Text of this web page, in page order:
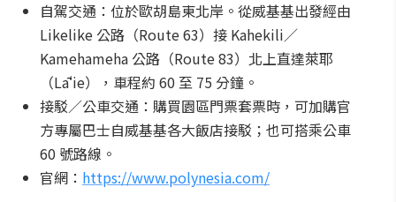
自駕交通：位於歐胡島東北岸。從威基基出發經由
Likelike 公路（Route 63）接 Kahekili／
Kamehameha 公路（Route 83）北上直達萊耶
（Lāʻie），車程約 60 至 75 分鐘。
接駁／公車交通：購買園區門票套票時，可加購官
方專屬巴士自威基基各大飯店接駁；也可搭乘公車
60 號路線。
官網： https://www.polynesia.com/